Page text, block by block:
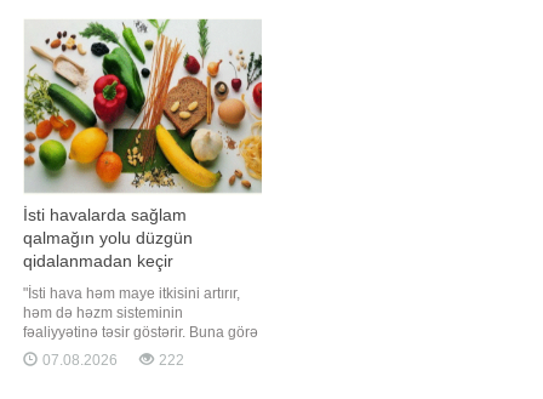
gəmisinin yoxlanılması barədə
təlimat verib. xəbər verir ki, bu
barədə ABŞ-nin federal reyestrini
İsti havalarda sağlam
qalmağın yolu düzgün
qidalanmadan keçir
"İsti hava həm maye itkisini artırır,
həm də həzm sisteminin
fəaliyyətinə təsir göstərir. Buna görə
də bu mövsümdə qida seçimlərinə
diqqət yetirmək sağlamlığın
07.08.2026 222